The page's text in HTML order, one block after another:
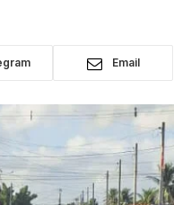
Email